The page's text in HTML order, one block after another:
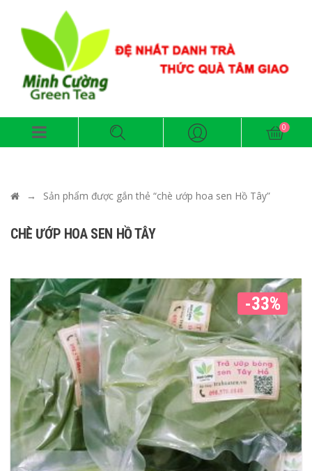
→ Sản phẩm được gắn thẻ “chè ướp hoa sen Hồ Tây”
CHÈ ƯỚP HOA SEN HỒ TÂY
-33%